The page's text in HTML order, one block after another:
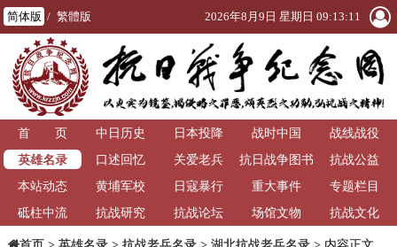
简体版 / 繁體版 2026年8月9日 星期日 09:13:11
首 页 中日历史 日本投降 战时中国
战线战役
英雄名录
口述回忆 关爱老兵
抗日战争图书
馆
抗战公益
本站动态
黄埔军校 日寇暴行 重大事件
专题栏目
砥柱中流
抗战研究 抗战论坛 场馆文物 抗战文化
首页> 英雄名录> 抗战老兵名录> 湖北抗战老兵名录> 内容正文